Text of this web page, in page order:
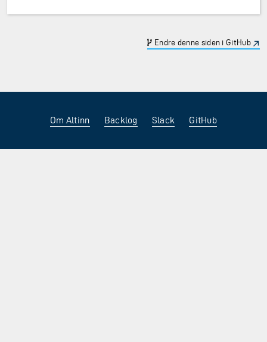
Endre denne siden i GitHub
Om Altinn Backlog Slack GitHub